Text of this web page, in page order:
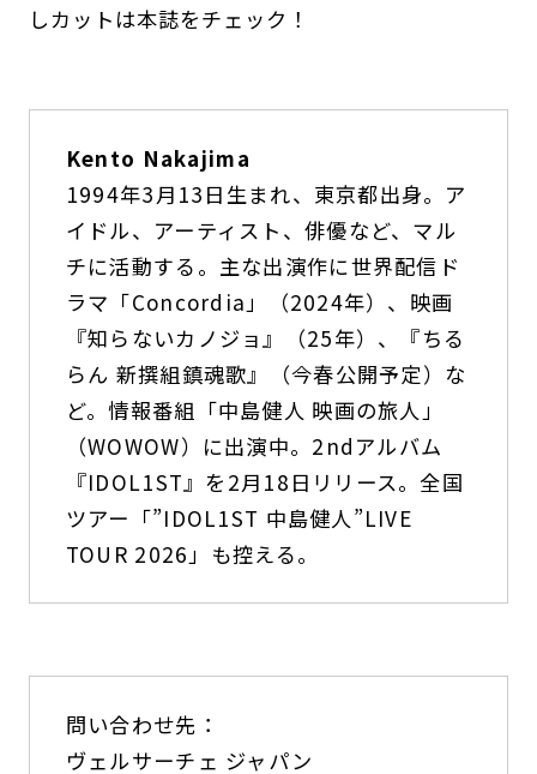
しカットは本誌をチェック！
Kento Nakajima
1994年3月13日生まれ、東京都出身。ア
イドル、アーティスト、俳優など、マル
チに活動する。主な出演作に世界配信ド
ラマ「Concordia」（2024年）、映画
『知らないカノジョ』（25年）、『ちる
らん 新撰組鎮魂歌』（今春公開予定）な
ど。情報番組「中島健人 映画の旅人」
（WOWOW）に出演中。2ndアルバム
『IDOL1ST』を2月18日リリース。全国
ツアー「”IDOL1ST 中島健人”LIVE
TOUR 2026」も控える。
問い合わせ先：
ヴェルサーチェ ジャパン